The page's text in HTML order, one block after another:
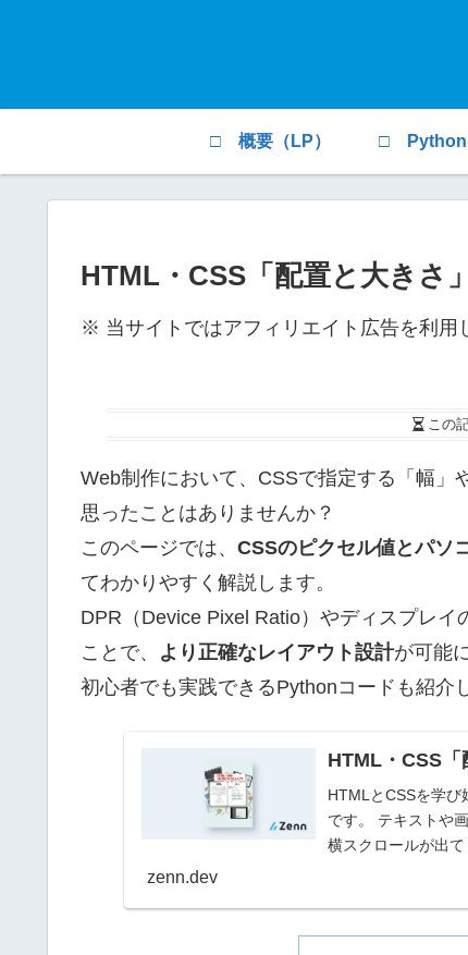
□ 概要（LP） □ Python
HTML・CSS「配置と大きさ
※ 当サイトではアフィリエイト広告を利用
この
Web制作において、CSSで指定する「幅」
思ったことはありませんか？
このページでは、 CSSのピクセル値とパソ
てわかりやすく解説します。
DPR（Device Pixel Ratio）やディスプレ
ことで、 より正確なレイアウト設計が可能
初心者でも実践できるPythonコードも紹介
HTML・CSS「
HTMLとCSSを学び
です。 テキストや
横スクロールが出
zenn.dev